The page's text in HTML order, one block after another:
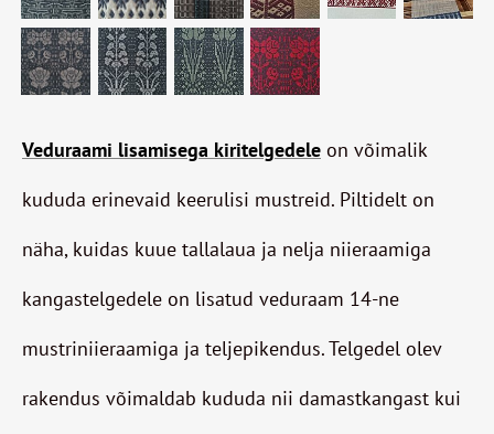
Veduraami lisamisega kiritelgedele on võimalik
kududa erinevaid keerulisi mustreid. Piltidelt on
näha, kuidas kuue tallalaua ja nelja niieraamiga
kangastelgedele on lisatud veduraam 14-ne
mustriniieraamiga ja teljepikendus. Telgedel olev
rakendus võimaldab kududa nii damastkangast kui